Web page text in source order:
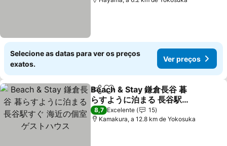
Selecione as datas para ver os preços
exatos.
Ver preços
PartilharAdicionar aos favoritos
Beach & Stay 鎌倉長谷 暮
らすように泊まる 長谷駅す
ぐ 海近の個室ゲストハウス
Ver preços
8,7 Excelente
15
Kamakura, a 12.8 km de Yokosuka